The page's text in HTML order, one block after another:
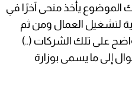
يأخذ منحى آخرًا في
لتشغيل العمال ومن ثم
على تلك الشركات (..)
إلى ما يسمى بوزارة